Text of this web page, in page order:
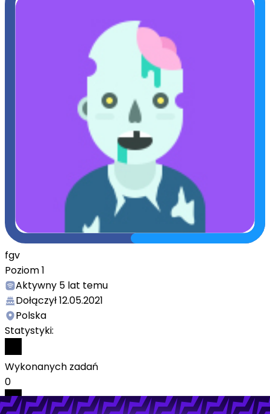
fgv
Poziom1
Aktywny 5 lat temu
Dołączył12.05.2021
Polska
Statystyki:
Wykonanych zadań
0